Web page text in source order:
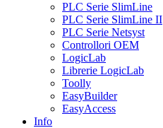
PLC Serie SlimLine
PLC Serie SlimLine II
PLC Serie Netsyst
Controllori OEM
LogicLab
Librerie LogicLab
Toolly
EasyBuilder
EasyAccess
Info